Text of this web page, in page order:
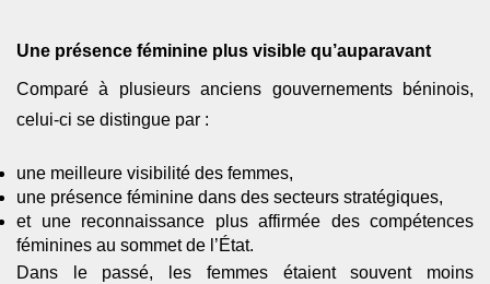
Une présence féminine plus visible qu’auparavant
Comparé à plusieurs anciens gouvernements béninois,
celui-ci se distingue par :
une meilleure visibilité des femmes,
une présence féminine dans des secteurs stratégiques,
et une reconnaissance plus affirmée des compétences
féminines au sommet de l’État.
Dans le passé, les femmes étaient souvent moins